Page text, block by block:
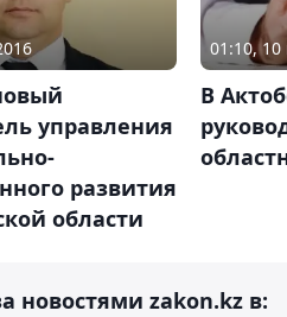
управления
развития
области
01:10,
В
новостями zakon.kz в: